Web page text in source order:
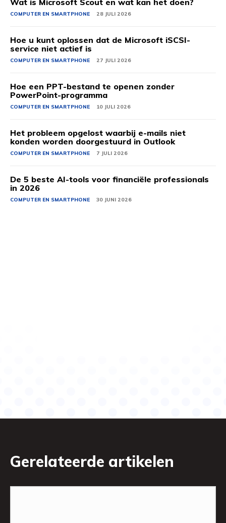
Wat is Microsoft Scout en wat kan het doen?
COMPUTER EN SMARTPHONE 28 JULI 2026
Hoe u kunt oplossen dat de Microsoft iSCSI-
service niet actief is
COMPUTER EN SMARTPHONE 27 JULI 2026
Hoe een PPT-bestand te openen zonder
PowerPoint-programma
COMPUTER EN SMARTPHONE 10 JULI 2026
Het probleem opgelost waarbij e-mails niet
konden worden doorgestuurd in Outlook
COMPUTER EN SMARTPHONE 7 JULI 2026
De 5 beste AI-tools voor financiële professionals
in 2026
COMPUTER EN SMARTPHONE 30 JUNI 2026
Gerelateerde artikelen